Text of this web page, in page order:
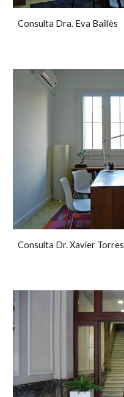
Consulta Dra. Eva Baillès
Consulta Dr. Xavier Torres